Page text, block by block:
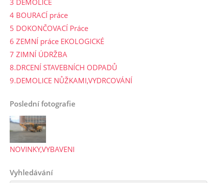
4 BOURACÍ práce
5 DOKONČOVACÍ Práce
6 ZEMNÍ práce EKOLOGICKÉ
7 ZIMNÍ ÚDRŽBA
8.DRCENÍ STAVEBNÍCH ODPADŮ
9.DEMOLICE NŮŽKAMI,VYDRCOVÁNÍ
Poslední fotografie
NOVINKY,VYBAVENI
Vyhledávání